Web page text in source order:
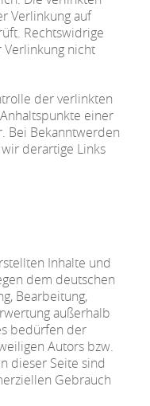
Verlinkung auf
Rechtswidrige
nicht
der verlinkten
einer
Bei Bekanntwerden
derartige Links
Inhalte und
dem deutschen
Bearbeitung,
außerhalb
bedürfen der
Autors bzw.
dieser Seite sind
Gebrauch